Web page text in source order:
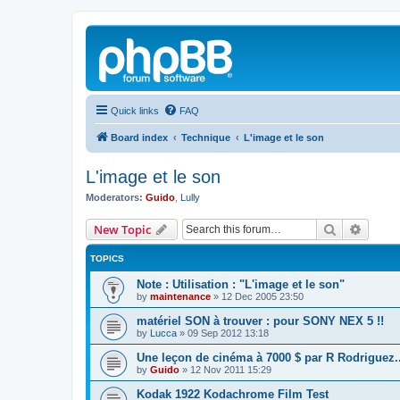
Quick links FAQ
Board index Technique L'image et le son
L'image et le son
Moderators: Guido Lully
New Topic Search
TOPICS
Note : Utilisation : "L'image et le son"
by maintenance » 12 Dec 2005 23:50
matériel SON à trouver : pour SONY NEX 5 !!
by Lucca » 09 Sep 2012 13:18
Une leçon de cinéma à 7000 $ par R
by Guido » 12 Nov 2011 15:29
Kodak 1922 Kodachrome Film Test